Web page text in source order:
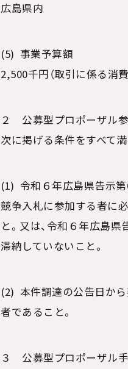
広島県内
(5) 事業予算額
2,500千円（取引に係る消
２ 公募型プロポーザル
次に掲げる条件をすべて
(1) 令和６年広島県告示第
競争入札に参加する者に必
と。又は、令和６年広島県
滞納していないこと。
(2) 本件調達の公告日か
者であること。
３ 公募型プロポーザル